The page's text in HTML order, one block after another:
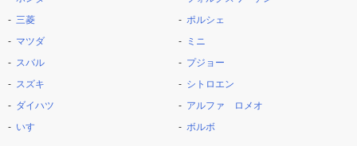
三菱
マツダ
スバル
スズキ
ダイハツ
いすゞ
ポルシェ
ミニ
プジョー
シトロエン
アルファ ロメオ
ボルボ